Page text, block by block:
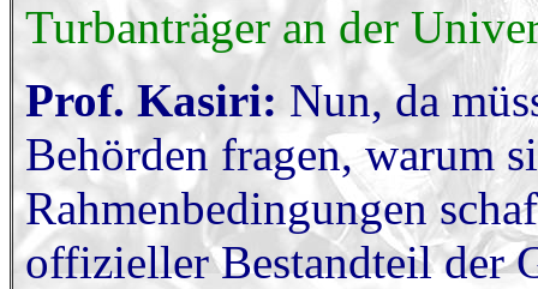
Turbanträger an der
Prof. Kasiri: Nun, da
Behörden fragen, warum
Rahmenbedingungen
offizieller Bestandteil der